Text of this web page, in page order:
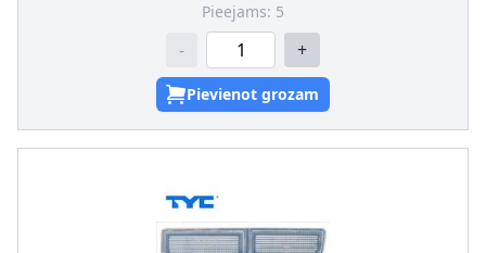
Pieejams: 5
- +
Pievienot grozam